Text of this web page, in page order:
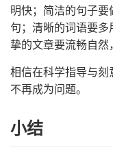
明快；简洁的句子
句；清晰的词语要
挚的文章要流畅自然
相信在科学指导与刻
不再成为问题。
小结